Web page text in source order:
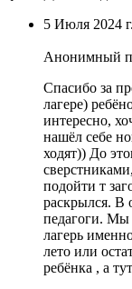
5 Июля 2024 г.
Анонимный
Спасибо за
лагере)
интересно,
нашёл себе
ходят)) До
подойти т
раскрылся. В
педагоги. Мы
лагерь
лето или
ребёнка , а